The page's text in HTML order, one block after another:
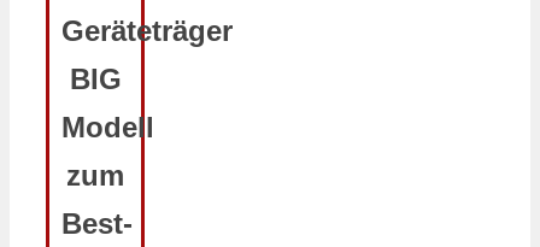
Geräteträger
BIG
Modell
zum
Best-